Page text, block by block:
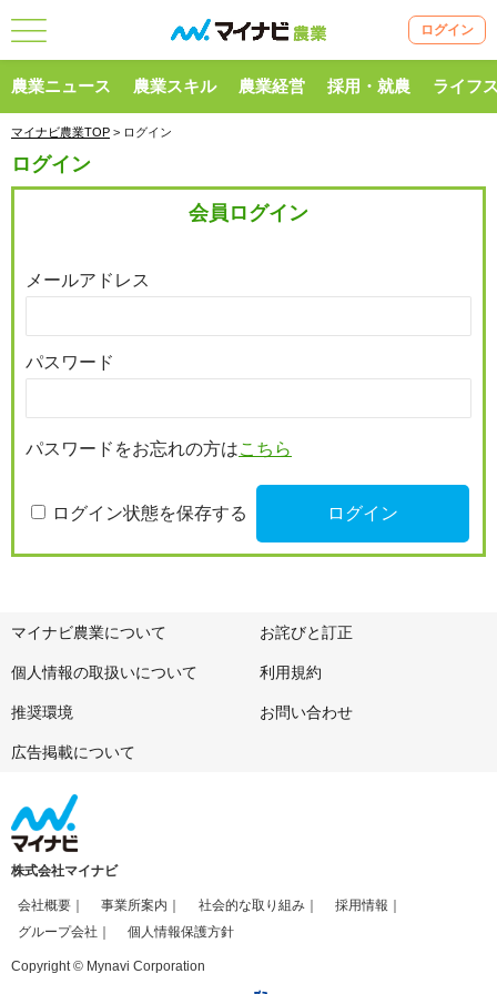
ログイン
農業ニュース 農業スキル 農業経営 採用・就農 ライフ
マイナビ農業TOP > ログイン
ログイン
会員ログイン
メールアドレス
パスワード
パスワードをお忘れの方はこちら
ログイン状態を保存する
マイナビ農業について お詫びと訂正
個人情報の取扱いについて 利用規約
推奨環境 お問い合わせ
広告掲載について
株式会社マイナビ
会社概要 事業所案内 社会的な取り組み
採用情報
グループ会社
個人情報保護方針
Copyright © Mynavi Corporation